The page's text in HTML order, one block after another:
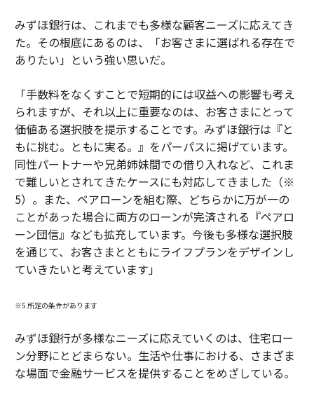
みずほ銀行は、これまでも多様な顧客ニーズに応えてき
た。その根底にあるのは、「お客さまに選ばれる存在で
ありたい」という強い思いだ。
「手数料をなくすことで短期的には収益への影響も考え
られますが、それ以上に重要なのは、お客さまにとって
価値ある選択肢を提示することです。みずほ銀行は『と
もに挑む。ともに実る。』をパーパスに掲げています。
同性パートナーや兄弟姉妹間での借り入れなど、これま
で難しいとされてきたケースにも対応してきました（※
5）。また、ペアローンを組む際、どちらかに万が一の
ことがあった場合に両方のローンが完済される『ペアロ
ーン団信』なども拡充しています。今後も多様な選択肢
を通じて、お客さまとともにライフプランをデザインし
ていきたいと考えています」
※5 所定の条件があります
みずほ銀行が多様なニーズに応えていくのは、住宅ロー
ン分野にとどまらない。生活や仕事における、さまざま
な場面で金融サービスを提供することをめざしている。